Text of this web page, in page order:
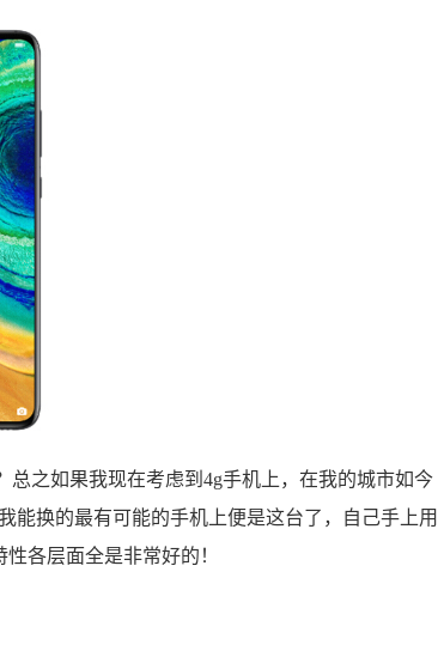
总之如果我现在考虑到4g手机上，在我的城市如今
能换的最有可能的手机上便是这台了，自己手上用
各层面全是非常好的！